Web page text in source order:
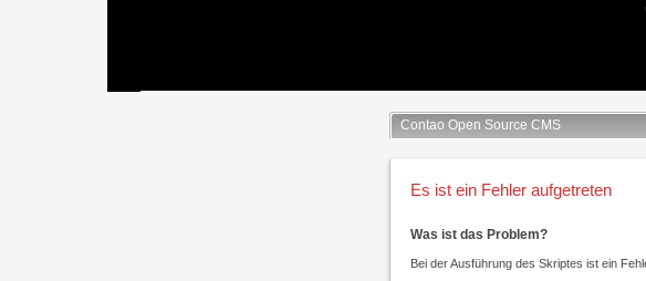
Contao Open Source CMS
Es ist ein Fehler aufgetreten
Was ist das Problem?
Bei der Ausführung des Skriptes ist ein